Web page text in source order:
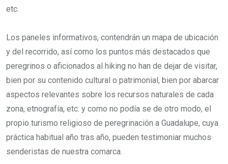
etc.
Los paneles informativos, contendrán un mapa de ubicación
y del recorrido, así como los puntos más destacados que
peregrinos o aficionados al hiking no han de dejar de visitar,
bien por su contenido cultural o patrimonial, bien por abarcar
aspectos relevantes sobre los recursos naturales de cada
zona, etnografía, etc. y como no podía se de otro modo, el
propio turismo religioso de peregrinación a Guadalupe, cuya
práctica habitual año tras año, pueden testimoniar muchos
senderistas de nuestra comarca.